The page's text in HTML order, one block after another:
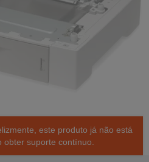
este produto já não está
suporte contínuo.